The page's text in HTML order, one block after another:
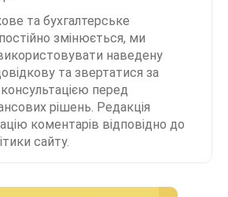
та бухгалтерське
змінюється, ми
наведену
та звертатися за
перед
рішень. Редакція
коментарів відповідно до
сайту.